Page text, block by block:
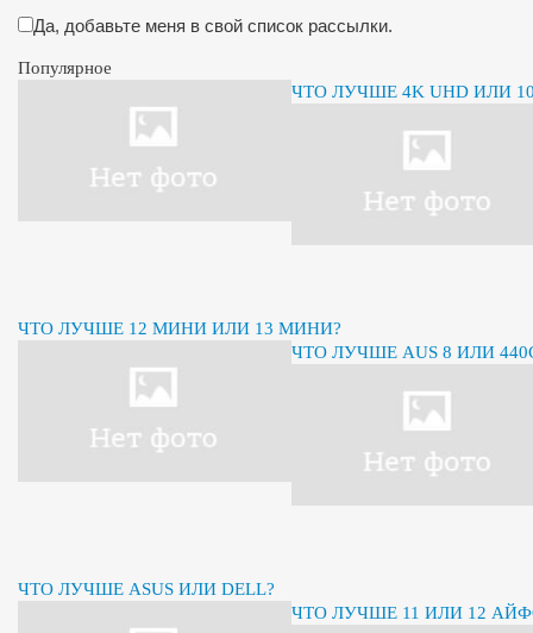
Да, добавьте меня в свой список рассылки.
Популярное
ЧТО ЛУЧШЕ 4K UHD ИЛИ
ЧТО ЛУЧШЕ 12 МИНИ ИЛИ 13 МИНИ?
ЧТО ЛУЧШЕ AUS 8 ИЛИ
ЧТО ЛУЧШЕ ASUS ИЛИ DELL?
ЧТО ЛУЧШЕ 11 ИЛИ 12